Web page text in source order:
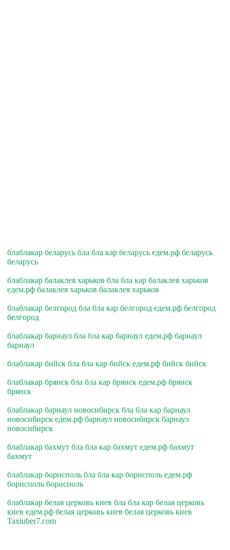
блаблакар беларусь бла бла кар беларусь едем.рф беларусь
беларусь
блаблакар балаклея харьков бла бла кар балаклея харьков
едем.рф балаклея харьков балаклея харьков
блаблакар белгород бла бла кар белгород едем.рф белгород
белгород
блаблакар барнаул бла бла кар барнаул едем.рф барнаул
барнаул
блаблакар бийск бла бла кар бийск едем.рф бийск бийск
блаблакар брянск бла бла кар брянск едем.рф брянск
брянск
блаблакар барнаул новосибирск бла бла кар барнаул
новосибирск едем.рф барнаул новосибирск барнаул
новосибирск
блаблакар бахмут бла бла кар бахмут едем.рф бахмут
бахмут
блаблакар борисполь бла бла кар борисполь едем.рф
борисполь борисполь
блаблакар белая церковь киев бла бла кар белая церковь
киев едем.рф белая церковь киев белая церковь киев
Taxiuber7.com